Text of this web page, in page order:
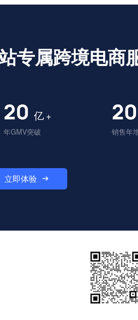
专属跨境电商
20 亿 +
年GMV突破 销售年
立即体验